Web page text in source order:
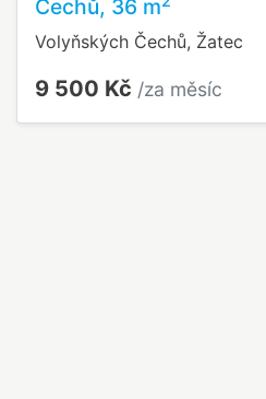
Čechů, 36 m
Volyňských Čechů, Žatec
9 500 Kč /za měsíc